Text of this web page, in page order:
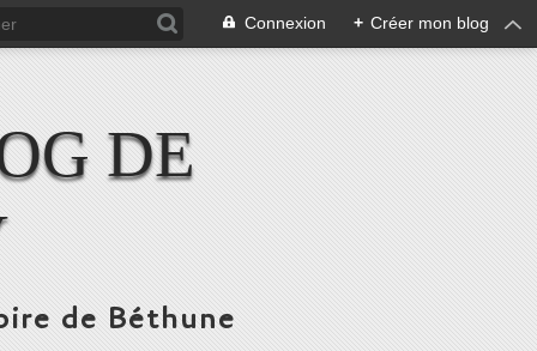
Connexion + Créer mon blog
DE
de Béthune